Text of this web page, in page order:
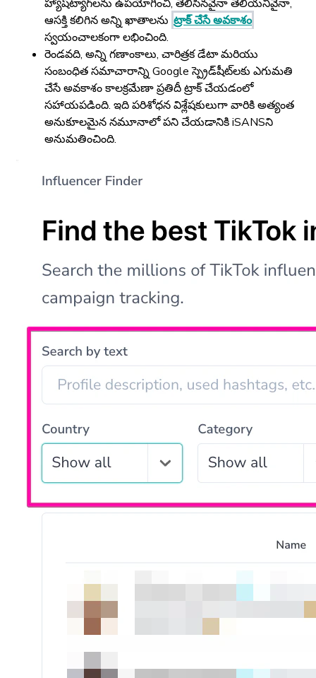
హ్యాష్‌ట్యాగ్‌లను ఉపయోగించి, తెలిసినవైనా తెలియనివైనా,
ఆసక్తి కలిగిన అన్ని ఖాతాలను ట్రాక్ చేసే అవకాశం
స్వయంచాలకంగా లభించింది.
రెండవది, అన్ని గణాంకాలు, చారిత్రక డేటా మరియు
సంబంధిత సమాచారాన్ని Google స్ప్రెడ్‌షీట్‌లకు ఎగుమతి
చేసే అవకాశం కాలక్రమేణా ప్రతిదీ ట్రాక్ చేయడంలో
సహాయపడింది. ఇది పరిశోధన విశ్లేషకులుగా వారికి అత్యంత
అనుకూలమైన నమూనాలో పని చేయడానికి iSANSని
అనుమతించింది.